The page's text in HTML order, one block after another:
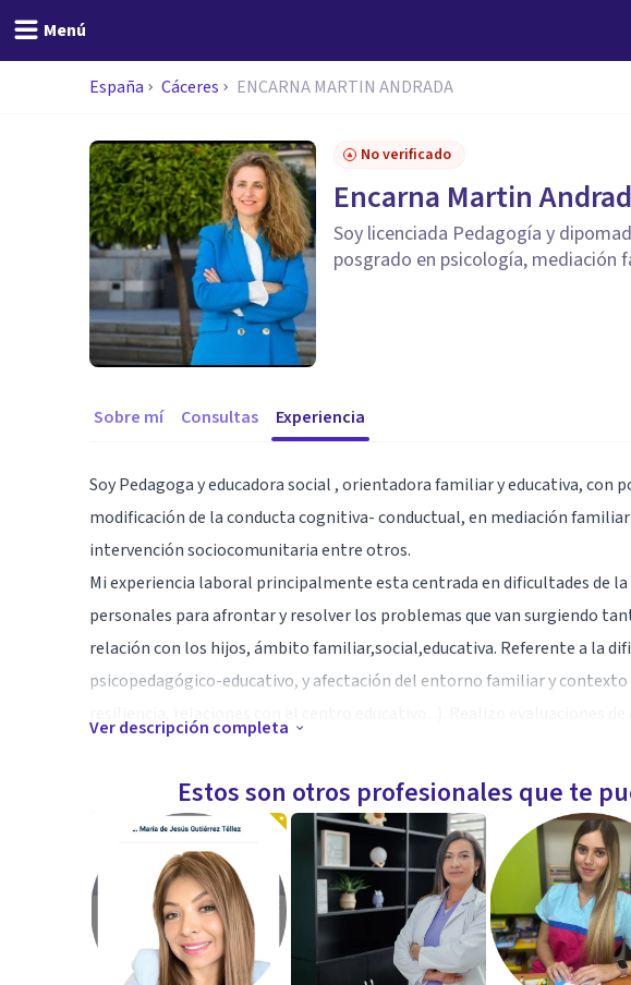
Menú
España Cáceres ENCARNA MARTIN ANDRADA
No verificado
Encarna Martin
Soy licenciada Pedagogía y
posgrado en psicología, mediación
Sobre mí Consultas Experiencia
Soy Pedagoga y educadora social , orientadora familiar y educativa, con
modificación de la conducta cognitiva- conductual, en mediación
intervención sociocomunitaria entre otros.
Mi experiencia laboral principalmente esta centrada en dificultades de
personales para afrontar y resolver los problemas que van surgiendo
relación con los hijos, ámbito familiar,social,educativa. Referente a la
psicopedagógico-educativo, y afectación del entorno familiar y
herramientas para conseguir los objetivos deseados.
Especialidad
Especialista en problemas familiares, de pareja y familia conviviente.
de heramientas y mecanismos para mejorar habilidades personales,
Especialista en mediación familiar, intervenir en conductas disruptivas
Ver descripción completa
Estos son otros profesionales que te